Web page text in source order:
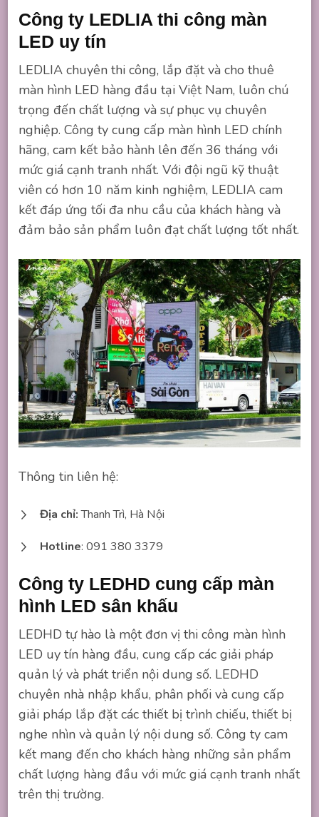
Công ty LEDLIA thi công màn
LED uy tín
LEDLIA chuyên thi công, lắp đặt và cho thuê
màn hình LED hàng đầu tại Việt Nam, luôn chú
trọng đến chất lượng và sự phục vụ chuyên
nghiệp. Công ty cung cấp màn hình LED chính
hãng, cam kết bảo hành lên đến 36 tháng với
mức giá cạnh tranh nhất. Với đội ngũ kỹ thuật
viên có hơn 10 năm kinh nghiệm, LEDLIA cam
kết đáp ứng tối đa nhu cầu của khách hàng và
đảm bảo sản phẩm luôn đạt chất lượng tốt nhất.
Thông tin liên hệ:
Địa chỉ:Thanh Trì, Hà Nội
Hotline: 091 380 3379
Công ty LEDHD cung cấp màn
hình LED sân khấu
LEDHD tự hào là một đơn vị thi công màn hình
LED uy tín hàng đầu, cung cấp các giải pháp
quản lý và phát triển nội dung số. LEDHD
chuyên nhà nhập khẩu, phân phối và cung cấp
giải pháp lắp đặt các thiết bị trình chiếu, thiết bị
nghe nhìn và quản lý nội dung số. Công ty cam
kết mang đến cho khách hàng những sản phẩm
chất lượng hàng đầu với mức giá cạnh tranh nhất
trên thị trường.